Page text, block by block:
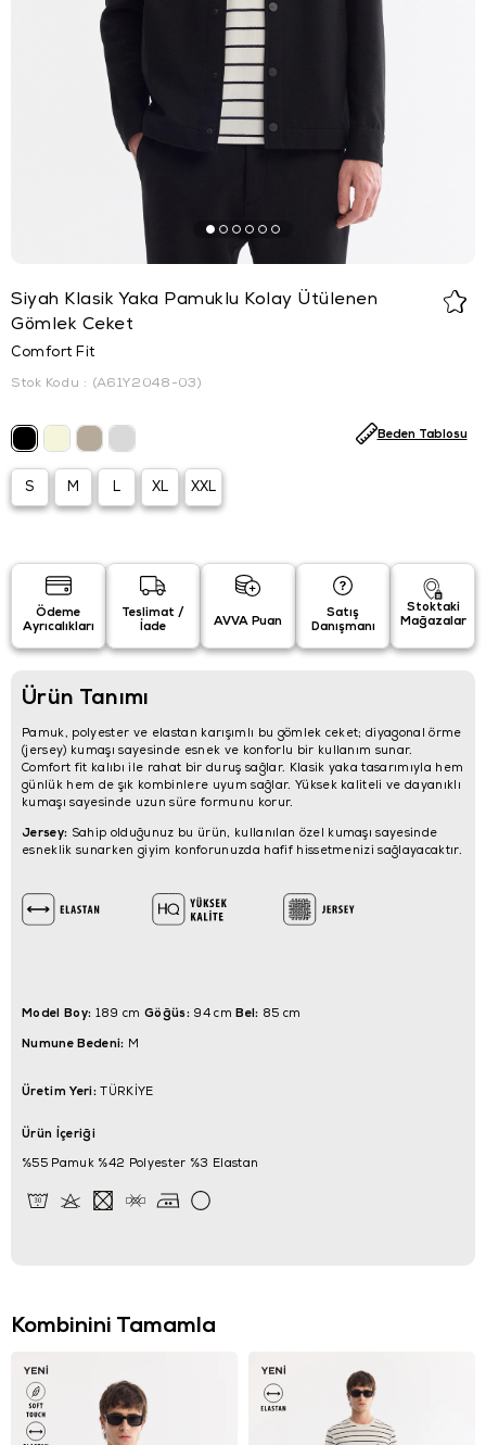
Siyah Klasik Yaka Pamuklu Kolay Ütülenen
Gömlek Ceket
Comfort Fit
Stok Kodu (A61Y2048-03)
S M L XL XXL
Beden Tablosu
Ödeme
Ayrıcalıkları
Teslimat /
İade
AVVA Puan
Satış
Danışmanı
Stoktaki
Mağazalar
Ürün Tanımı
Pamuk, polyester ve elastan karışımlı bu gömlek ceket; diyagonal örme
(jersey) kumaşı sayesinde esnek ve konforlu bir kullanım sunar.
Comfort fit kalıbı ile rahat bir duruş sağlar. Klasik yaka tasarımıyla hem
günlük hem de şık kombinlere uyum sağlar. Yüksek kaliteli ve dayanıklı
kumaşı sayesinde uzun süre formunu korur.
Jersey: Sahip olduğunuz bu ürün, kullanılan özel kumaşı sayesinde
esneklik sunarken giyim konforunuzda hafif hissetmenizi sağlayacaktır.
Model Boy: 189 cm Göğüs:94 cmBel: 85 cm
Numune Bedeni: M
Üretim Yeri:TÜRKİYE
Ürün İçeriği
%55 Pamuk %42 Polyester %3 Elastan
Kombinini Tamamla